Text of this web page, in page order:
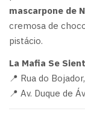
mascarpone de
cremosa de
pistácio.
La Mafia Se
📍 Rua do
📍 Av. Duque de